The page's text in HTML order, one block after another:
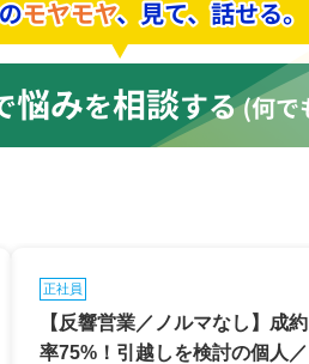
正社員
【反響営業／ノルマなし】成約
率75%！引越しを検討の個人／